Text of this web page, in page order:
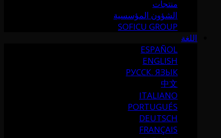
منتجات
الشؤون المؤسسية
SOFICU GROUP
اللغة
ESPAÑOL
ENGLISH
РУССК. ЯЗЫК
中文
ITALIANO
PORTUGUÉS
DEUTSCH
FRANÇAIS